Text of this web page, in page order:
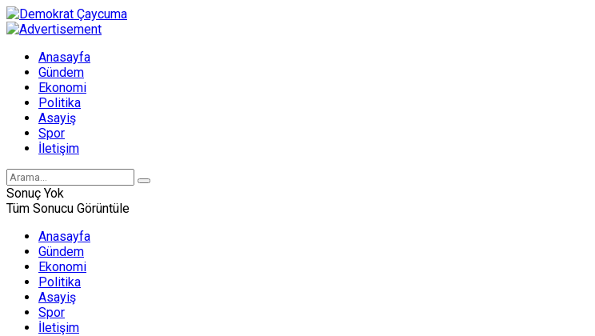
Anasayfa
Gündem
Ekonomi
Politika
Asayiş
Spor
İletişim
Sonuç Yok
Tüm Sonucu Görüntüle
Anasayfa
Gündem
Ekonomi
Politika
Asayiş
Spor
İletişim